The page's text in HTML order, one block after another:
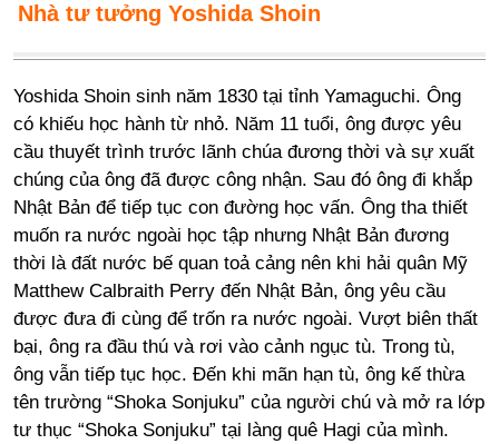
Nhà tư tưởng Yoshida Shoin
Yoshida Shoin sinh năm 1830 tại tỉnh Yamaguchi. Ông
có khiếu học hành từ nhỏ. Năm 11 tuổi, ông được yêu
cầu thuyết trình trước lãnh chúa đương thời và sự xuất
chúng của ông đã được công nhận. Sau đó ông đi khắp
Nhật Bản để tiếp tục con đường học vấn. Ông tha thiết
muốn ra nước ngoài học tập nhưng Nhật Bản đương
thời là đất nước bế quan toả cảng nên khi hải quân Mỹ
Matthew Calbraith Perry đến Nhật Bản, ông yêu cầu
được đưa đi cùng để trốn ra nước ngoài. Vượt biên thất
bại, ông ra đầu thú và rơi vào cảnh ngục tù. Trong tù,
ông vẫn tiếp tục học. Đến khi mãn hạn tù, ông kế thừa
tên trường “Shoka Sonjuku” của người chú và mở ra lớp
tư thục “Shoka Sonjuku” tại làng quê Hagi của mình.